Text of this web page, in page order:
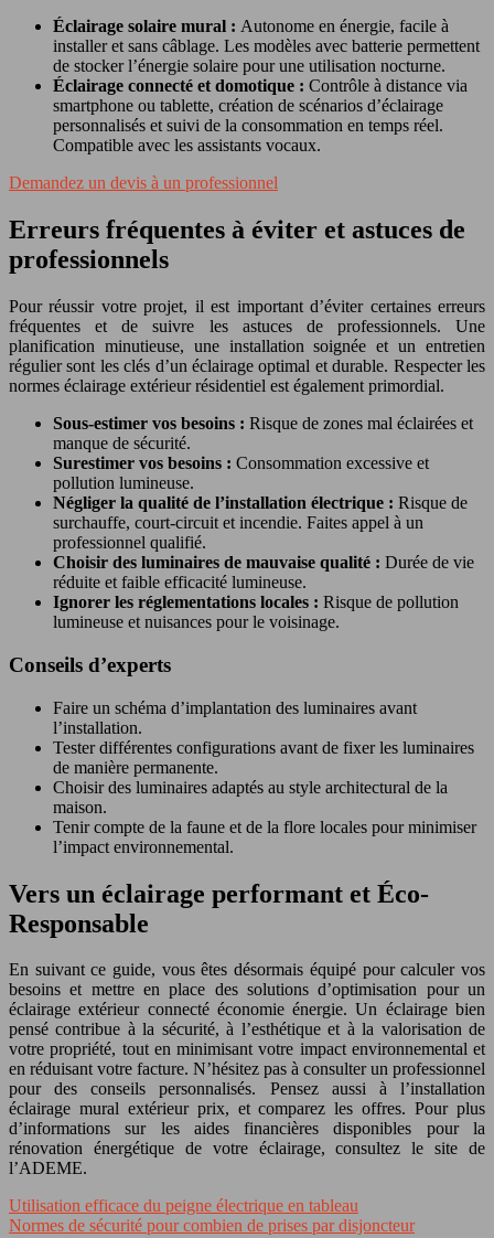
Éclairage solaire mural : Autonome en énergie, facile à
installer et sans câblage. Les modèles avec batterie permettent
de stocker l’énergie solaire pour une utilisation nocturne.
Éclairage connecté et domotique : Contrôle à distance via
smartphone ou tablette, création de scénarios d’éclairage
personnalisés et suivi de la consommation en temps réel.
Compatible avec les assistants vocaux.
Demandez un devis à un professionnel
Erreurs fréquentes à éviter et astuces de
professionnels
Pour réussir votre projet, il est important d’éviter certaines erreurs
fréquentes et de suivre les astuces de professionnels. Une
planification minutieuse, une installation soignée et un entretien
régulier sont les clés d’un éclairage optimal et durable. Respecter les
normes éclairage extérieur résidentiel est également primordial.
Sous-estimer vos besoins : Risque de zones mal éclairées et
manque de sécurité.
Surestimer vos besoins : Consommation excessive et
pollution lumineuse.
Négliger la qualité de l’installation électrique : Risque de
surchauffe, court-circuit et incendie. Faites appel à un
professionnel qualifié.
Choisir des luminaires de mauvaise qualité : Durée de vie
réduite et faible efficacité lumineuse.
Ignorer les réglementations locales : Risque de pollution
lumineuse et nuisances pour le voisinage.
Conseils d’experts
Faire un schéma d’implantation des luminaires avant
l’installation.
Tester différentes configurations avant de fixer les luminaires
de manière permanente.
Choisir des luminaires adaptés au style architectural de la
maison.
Tenir compte de la faune et de la flore locales pour minimiser
l’impact environnemental.
Vers un éclairage performant et Éco-
Responsable
En suivant ce guide, vous êtes désormais équipé pour calculer vos
besoins et mettre en place des solutions d’optimisation pour un
éclairage extérieur connecté économie énergie. Un éclairage bien
pensé contribue à la sécurité, à l’esthétique et à la valorisation de
votre propriété, tout en minimisant votre impact environnemental et
en réduisant votre facture. N’hésitez pas à consulter un professionnel
pour des conseils personnalisés. Pensez aussi à l’installation
éclairage mural extérieur prix, et comparez les offres. Pour plus
d’informations sur les aides financières disponibles pour la
rénovation énergétique de votre éclairage, consultez le site de
l’ADEME.
Utilisation efficace du peigne électrique en tableau
Normes de sécurité pour combien de prises par disjoncteur